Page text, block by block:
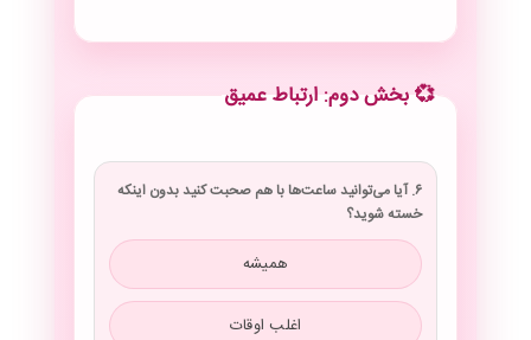
💞 بخش دوم: ارتباط عمیق
۶. آیا می‌توانید ساعت‌ها با هم صحبت کنید بدون اینکه
خسته شوید؟
همیشه
اغلب اوقات